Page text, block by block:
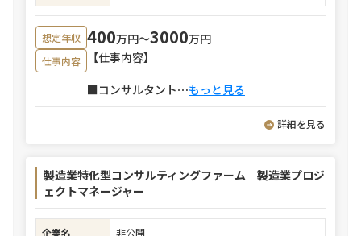
想定年収 400万円〜3000万円
仕事内容
【仕事内容】
■コンサルタント⋯もっと見る
詳細を見る
製造業特化型コンサルティングファーム 製造業プロジ
ェクトマネージャー
企業名 非公開